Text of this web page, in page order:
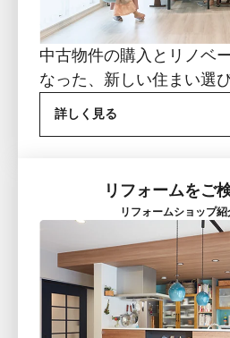
中古物件の購入とリノベ
なった、新しい住まい選
詳しく見る
リフォームをご
リフォームショップ紹